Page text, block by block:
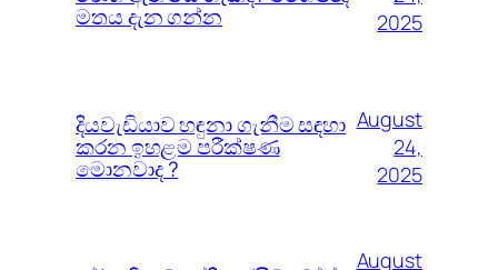
මතය දැන ගන්න
2025
දියවැඩියාව හඳුනා ගැනීම සඳහා
කරන ඉහළම පරීක්ෂණ
මොනවාද ?
August
24,
2025
August